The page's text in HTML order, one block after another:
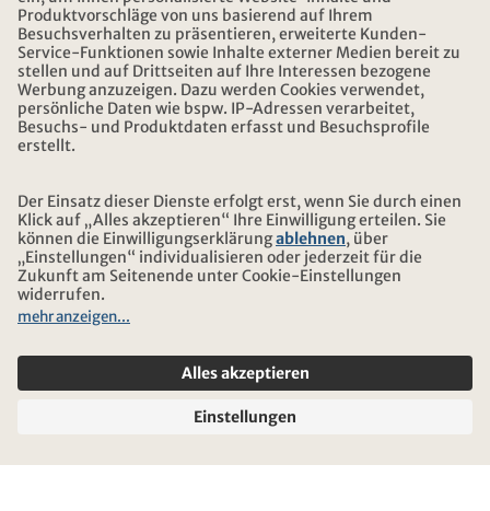
DOWNLOAD UND LINKS
ADRESSE
ÜBER KONTIKI
UNSERE PARTNER
Reise-und Versicherungsbedingungen
Cookie-Einstellungen